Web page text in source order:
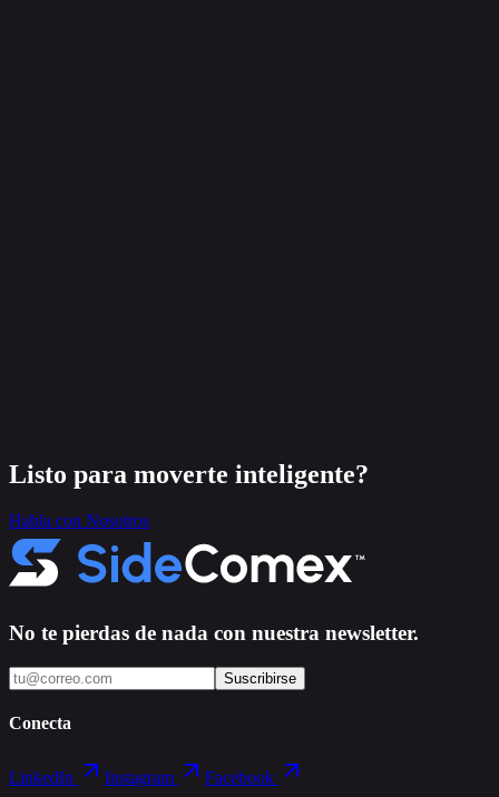
Listo para moverte inteligente?
Habla con Nosotros
No te pierdas de nada con nuestra newsletter.
Suscribirse
Conecta
LinkedIn Instagram Facebook